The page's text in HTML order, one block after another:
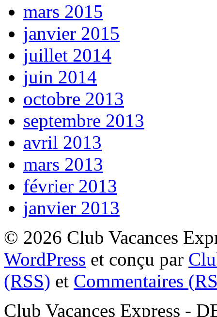
mars 2015
janvier 2015
juillet 2014
juin 2014
octobre 2013
septembre 2013
avril 2013
mars 2013
février 2013
janvier 2013
© 2026 Club Vacances
WordPress et conçu par
(RSS) et Commentaires
Club Vacances Express -